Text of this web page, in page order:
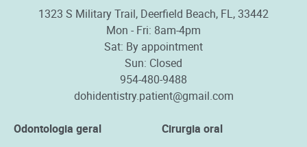
1323 S Military Trail, Deerfield Beach, FL, 33442
Mon - Fri: 8am-4pm
Sat: By appointment
Sun: Closed
954-480-9488
dohidentistry.patient@gmail.com
Odontologia geral
Cirurgia oral